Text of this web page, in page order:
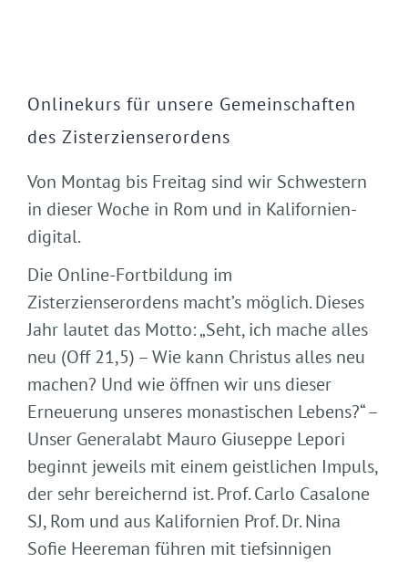
Onlinekurs für unsere Gemeinschaften
des Zisterzienserordens
Von Montag bis Freitag sind wir Schwestern
in dieser Woche in Rom und in Kalifornien-
digital.
Die Online-Fortbildung im
Zisterzienserordens macht’s möglich. Dieses
Jahr lautet das Motto: „Seht, ich mache alles
neu (Off 21,5) – Wie kann Christus alles neu
machen? Und wie öffnen wir uns dieser
Erneuerung unseres monastischen Lebens?“ –
Unser Generalabt Mauro Giuseppe Lepori
beginnt jeweils mit einem geistlichen Impuls,
der sehr bereichernd ist. Prof. Carlo Casalone
SJ, Rom und aus Kalifornien Prof. Dr. Nina
Sofie Heereman führen mit tiefsinnigen